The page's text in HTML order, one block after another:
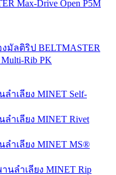
Max-Drive Open P5M
มัลติริป BELTMASTER
Rib PK
ำเลียง MINET Self-
ำเลียง MINET Rivet
ำเลียง MINET MS®
ลำเลียง MINET Rip